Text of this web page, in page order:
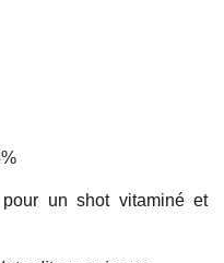
un shot vitaminé et